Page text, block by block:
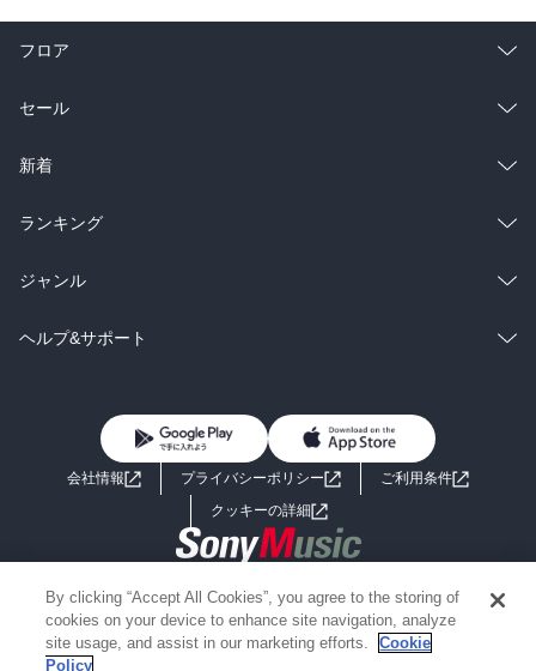
フロア
総合
ラノベ
雑誌・グラビア
BL・TL
セール
総合
ラノベ
雑誌・グラビア
BL・TL
新着
総合
ラノベ
雑誌・グラビア
ランキング
総合
ラノベ
ジャンル
コミック
ライトノベル 男子向けラノベ
小説
海外小説
ミステリー SF
歴史・時代小説
ヘルプ&サポート
よくあるご質問 お問い合わせ
会社情報 プライバシーポリシー
ご利用条件
クッキーの詳細
Copyright 2017 - 2026 Sony Music Entertainment(Japan) Inc.
Information on the site is for the Japan domestic market only
powered by
By clicking “Accept All Cookies”, you agree to the storing of
cookies on your device to enhance site navigation, analyze
site usage, and assist in our marketing efforts.
Cookie
Policy